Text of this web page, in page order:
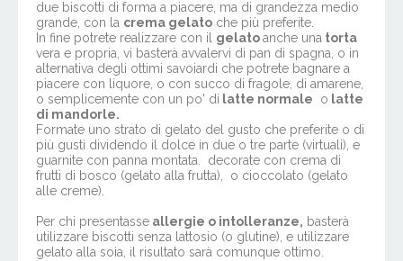
due biscotti di forma a piacere, ma di grandezza medio
grande, con la crema gelato che più preferite.
In fine potrete realizzare con il gelatoanche una torta
vera e propria, vi basterà avvalervi di pan di spagna, o in
alternativa degli ottimi savoiardi che potrete bagnare a
piacere con liquore, o con succo di fragole, di amarene,
o semplicemente con un po' di latte normale o latte
di mandorle.
Formate uno strato di gelato del gusto che preferite o di
più gusti dividendo il dolce in due o tre parte (virtuali), e
guarnite con panna montata. decorate con crema di
frutti di bosco (gelato alla frutta), o cioccolato (gelato
alle creme).
Per chi presentasse allergie o intolleranze, basterà
utilizzare biscotti senza lattosio (o glutine), e utilizzare
gelato alla soia, il risultato sarà comunque ottimo.